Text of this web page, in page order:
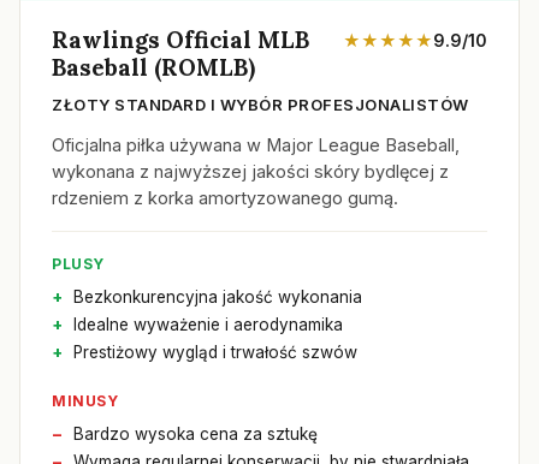
Rawlings Official MLB
Baseball (ROMLB)
★★★★★9.9/10
ZŁOTY STANDARD I WYBÓR PROFESJONALISTÓW
Oficjalna piłka używana w Major League Baseball,
wykonana z najwyższej jakości skóry bydlęcej z
rdzeniem z korka amortyzowanego gumą.
PLUSY
Bezkonkurencyjna jakość wykonania
Idealne wyważenie i aerodynamika
Prestiżowy wygląd i trwałość szwów
MINUSY
Bardzo wysoka cena za sztukę